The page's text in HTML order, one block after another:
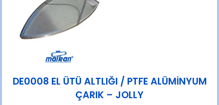
DE0008 EL ÜTÜ ALTLIĞI / PTFE ALÜMİNYUM
ÇARIK – JOLLY